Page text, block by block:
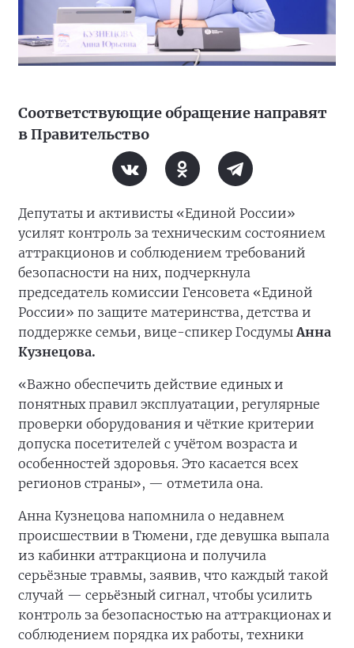
Соответствующие обращение направят
в Правительство
Депутаты и активисты «Единой России»
усилят контроль за техническим состоянием
аттракционов и соблюдением требований
безопасности на них, подчеркнула
председатель комиссии Генсовета «Единой
России» по защите материнства, детства и
поддержке семьи, вице-спикер ГосдумыАнна
Кузнецова.
«Важно обеспечить действие единых и
понятных правил эксплуатации, регулярные
проверки оборудования и чёткие критерии
допуска посетителей с учётом возраста и
особенностей здоровья. Это касается всех
регионов страны», — отметила она.
Анна Кузнецова напомнила о недавнем
происшествии в Тюмени, где девушка выпала
из кабинки аттракциона и получила
серьёзные травмы, заявив, что каждый такой
случай — серьёзный сигнал, чтобы усилить
контроль за безопасностью на аттракционах и
соблюдением порядка их работы, техники